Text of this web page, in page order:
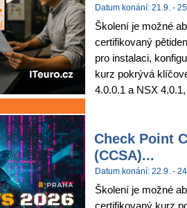
Datum konání: 21.9. -
Školení je možné
certifikovaný
pro instalaci,
kurz pokrývá
4.0.0.1 a NSX
Check Point
(CCSA)...
Datum konání: 22.9. -
Školení je možné
certifikovaný kurz